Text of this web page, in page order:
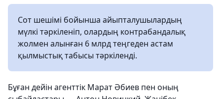
Сот шешімі бойынша айыпталушылардың
мүлкі тәркіленіп, олардың контрабандалық
жолмен алынған 6 млрд теңгеден астам
қылмыстық табысы тәркіленді.
Бұған дейін агенттік Марат Әбиев пен оның